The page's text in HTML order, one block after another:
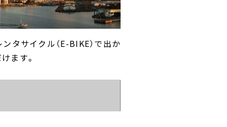
タサイクル（E-BIKE）で出か
ます。